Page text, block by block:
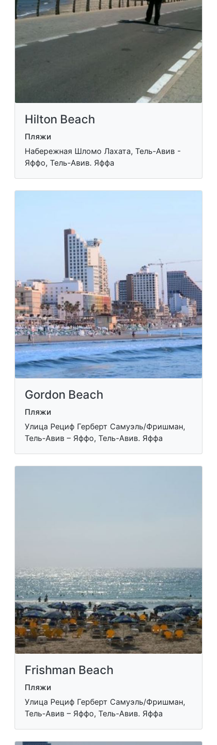
Hilton Beach
Пляжи
Набережная Шломо Лахата, Тель-Авив -
Яффо, Тель-Авив. Яффа
Gordon Beach
Пляжи
Улица Рециф Герберт Самуэль/Фришман,
Тель-Авив – Яффо, Тель-Авив. Яффа
Frishman Beach
Пляжи
Улица Рециф Герберт Самуэль/Фришман,
Тель-Авив – Яффо, Тель-Авив. Яффа